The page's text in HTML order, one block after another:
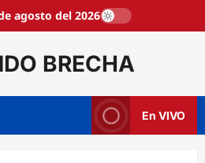
agosto del 2026
BRECHA
En VIVO